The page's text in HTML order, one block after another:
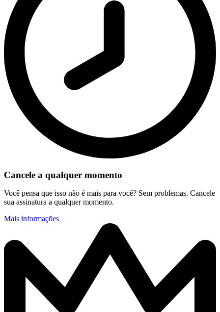
Cancele a qualquer momento
Você pensa que isso não é mais para você? Sem problemas. Cancele
sua assinatura a qualquer momento.
Mais informações